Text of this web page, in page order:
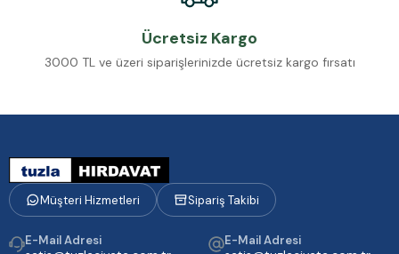
Ücretsiz Kargo
3000 TL ve üzeri siparişlerinizde ücretsiz kargo fırsatı
Müşteri Hizmetleri Sipariş Takibi
E-Mail Adresi E-Mail Adresi